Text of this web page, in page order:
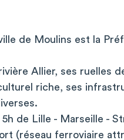
de Moulins est la
Allier, ses ruelles
riche, ses
de Lille - Marseille -
(réseau ferroviaire